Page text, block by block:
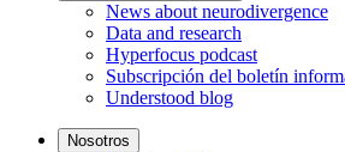
News about neurodivergence
Data and research
Hyperfocus podcast
Subscripción del boletín
Understood blog
Nosotros